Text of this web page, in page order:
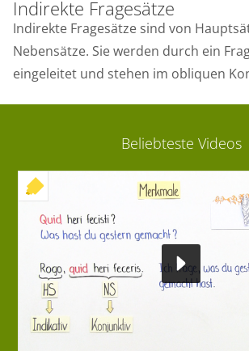
Indirekte Fragesätze
Indirekte Fragesätze sind von
Nebensätze. Sie werden durch ein
eingeleitet und stehen im obliquen
Beliebteste Videos
+ INTERAKTIVE ÜBUNG